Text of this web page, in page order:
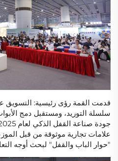
قدمت القمة رؤى رئيسية: التسويق
سلسلة التوريد، ومستقبل دمج
علامات تجارية موثوقة من قبل
"حوار الباب والقفل" لبحث أوجه